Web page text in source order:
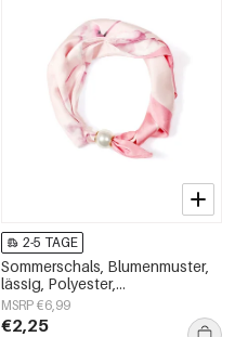
2-5 TAGE
Sommerschals, Blumenmuster,
lässig, Polyester,
Alltagsaccessoires
MSRP €6,99
€2,25